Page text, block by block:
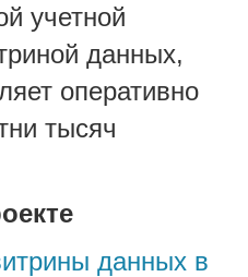
учетной
данных,
оперативно
тысяч
данных в